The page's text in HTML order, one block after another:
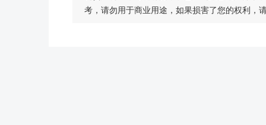
考，请勿用于商业用途，如果损害了您的权利，